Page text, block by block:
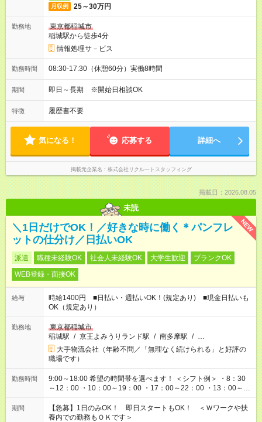
月収例 25～30万円
勤務地
東京都稲城市
稲城駅から徒歩4分
情報処理サ－ビス
勤務時間 08:30-17:30（休憩60分）実働8時間
期間 即日～長期 ※開始日相談OK
特徴 履歴書不要
気になる！ 応募する 詳細へ
掲載元企業名 株式会社リクルートスタッフィング
掲載日：2026.08.05
未読
NEW
＼1日だけでOK！／好きな時に働く＊パンフレ
ットの仕分け／日払いOK
派遣 職種未経験OK 社会人未経験OK 大学生歓迎
ブランクOK
WEB登録・面接OK
給与
時給1400円 ■日払い・週払いOK！(規定あり) ■現金日払いも
OK（規定あり）
勤務地
東京都稲城市
稲城駅 / 京王よみうりランド駅 / 南多摩駅 / …
大手物流会社（年齢不問／「無理なく続けられる」と好評の
職場です）
勤務時間
9:00～18:00 希望の時間帯を選べます！ ＜シフト例＞ ・8：30
～12：00 ・10：00～19：00 ・17：00～22：00 ・13：00～
22：00 ・22：00～翌6：00 など
期間
【急募】1日のみOK！ 即日スタートもOK！ ＜Ｗワークや扶
養内での勤務もＯＫです＞